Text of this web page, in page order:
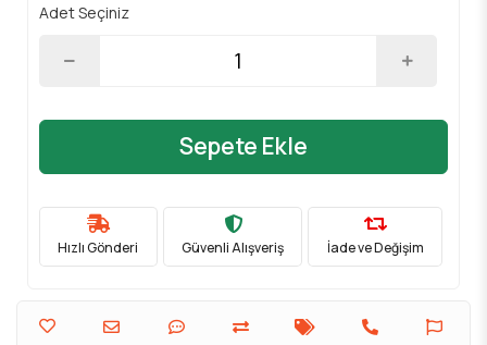
Adet Seçiniz
Sepete Ekle
Hızlı Gönderi Güvenli Alışveriş İade ve Değişim